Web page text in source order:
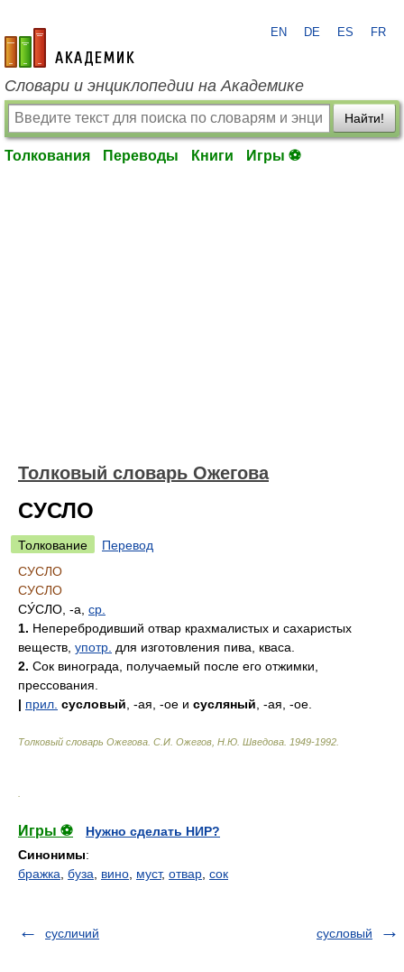
academic.ru
EN DE ES FR
Словари и энциклопедии на Академике
Найти!
Толкования Переводы Книги Игры ⚽
Толковый словарь Ожегова
СУСЛО
Толкование
Перевод
СУСЛО
СУСЛО
СУ́СЛО , -а, ср.
1. Неперебродивший отвар крахмалистых и сахаристых
веществ, употр. для изготовления пива, кваса.
2. Сок винограда, получаемый после его отжимки,
прессования.
| прил. сусловый , -ая, -ое и сусляный , -ая, -ое.
Толковый словарь Ожегова С.И. Ожегов, Н.Ю. Шведова. 1949-1992
Игры ⚽
Нужно сделать НИР?
Синонимы:
бражка буза вино муст, отвар сок
сусличий сусловый